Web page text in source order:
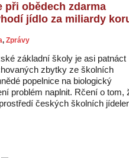
při obědech zdarma
jídlo za miliardy
, Zprávy
základní školy je asi patnáct
zbytky ze školních
popelnice na biologický
problém naplnit. Rčení o tom,
českých školních